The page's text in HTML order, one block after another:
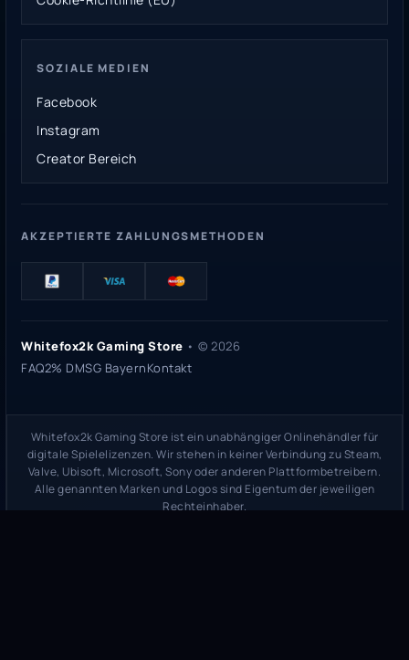
SOZIALE MEDIEN
Facebook
Instagram
Creator Bereich
AKZEPTIERTE ZAHLUNGSMETHODEN
Whitefox2k Gaming Store • © 2026
FAQ2% DMSG BayernKontakt
Whitefox2k Gaming Store ist ein unabhängiger Onlinehändler für
digitale Spielelizenzen. Wir stehen in keiner Verbindung zu Steam,
Valve, Ubisoft, Microsoft, Sony oder anderen Plattformbetreibern.
Alle genannten Marken und Logos sind Eigentum der jeweiligen
Rechteinhaber.